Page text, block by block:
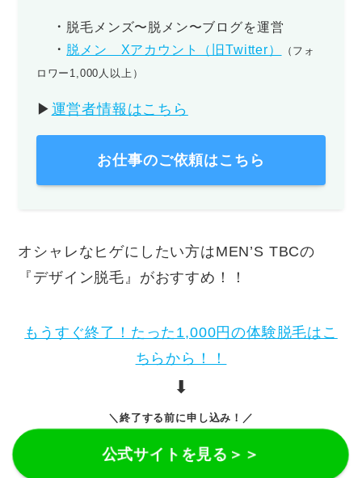
・ 脱毛メンズ〜脱メン〜ブログを運営
・ 脱メン Xアカウント（旧Twitter）
（フォ
ロワー1,000人以上）
▶︎ 運営者情報はこちら
お仕事のご依頼はこちら
オシャレなヒゲにしたい方はMEN’S TBCの
『デザイン脱毛』がおすすめ！！
もうすぐ終了！たった1,000円の体験脱毛はこ
ちらから！！
⬇︎
＼終了する前に申し込み！／
公式サイトを見る＞＞